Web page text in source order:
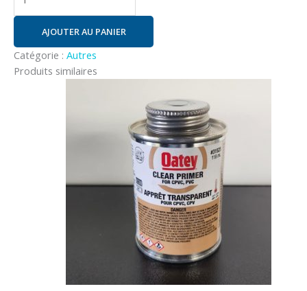
AJOUTER AU PANIER
Catégorie : Autres
Produits similaires